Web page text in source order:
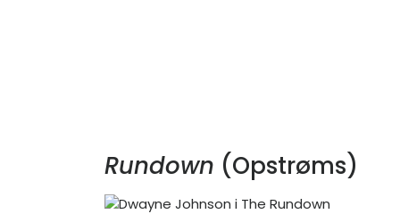
Rundown (Opstrøms)